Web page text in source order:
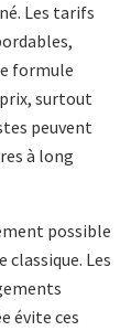
Les tarifs
formule
surtout
peuvent
à long
possible
classique. Les
évite ces